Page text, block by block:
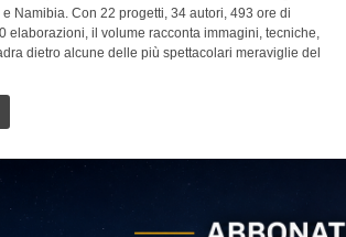
Namibia. Con 22 progetti, 34 autori, 493 ore di
elaborazioni, il volume racconta immagini, tecniche,
dietro alcune delle più spettacolari meraviglie del